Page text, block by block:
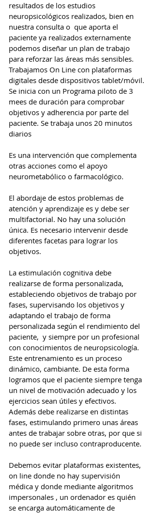
resultados de los estudios
neuropsicológicos realizados, bien en
nuestra consulta o  que aporta el
paciente ya realizados externamente
podemos diseñar un plan de trabajo
para reforzar las áreas más sensibles.
Trabajamos On Line con plataformas
digitales desde dispositivos tablet/móvil.
Se inicia con un Programa piloto de 3
mees de duración para comprobar
objetivos y adherencia por parte del
paciente. Se trabaja unos 20 minutos
diarios
Es una intervención que complementa
otras acciones como el apoyo
neurometabólico o farmacológico.
El abordaje de estos problemas de
atención y aprendizaje es y debe ser
multifactorial. No hay una solución
única. Es necesario intervenir desde
diferentes facetas para lograr los
objetivos.
La estimulación cognitiva debe
realizarse de forma personalizada,
estableciendo objetivos de trabajo por
fases, supervisando los objetivos y
adaptando el trabajo de forma
personalizada según el rendimiento del
paciente,  y siempre por un profesional
con conocimientos de neuropsicología.
Este entrenamiento es un proceso
dinámico, cambiante. De esta forma
logramos que el paciente siempre tenga
un nivel de motivación adecuado y los
ejercicios sean útiles y efectivos.
Además debe realizarse en distintas
fases, estimulando primero unas áreas
antes de trabajar sobre otras, por que si
no puede ser incluso contraproducente.
Debemos evitar plataformas existentes,
on line donde no hay supervisión
médica y donde mediante algoritmos
impersonales , un ordenador es quién
se encarga automáticamente de